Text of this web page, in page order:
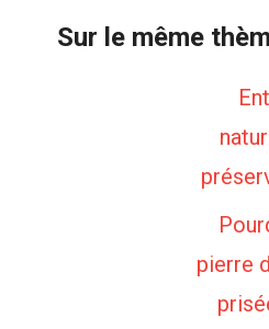
Sur le même
pierre